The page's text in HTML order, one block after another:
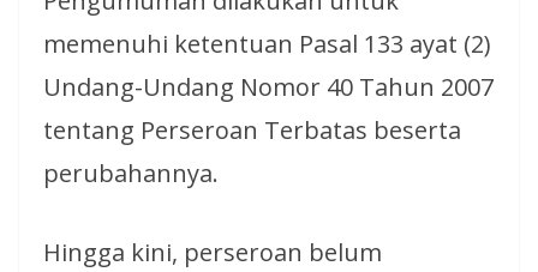
memenuhi ketentuan Pasal 133 ayat (2)
Undang-Undang Nomor 40 Tahun 2007
tentang Perseroan Terbatas beserta
perubahannya.
Hingga kini, perseroan belum